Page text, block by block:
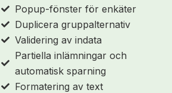
Popup-fönster för enkäter
Duplicera gruppalternativ
Validering av indata
Partiella inlämningar och
automatisk sparning
Formatering av text